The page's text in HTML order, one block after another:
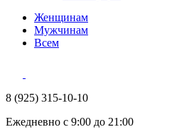
Женщинам
Мужчинам
Всем
8 (925) 315-10-10
Ежедневно с 9:00 до 21:00